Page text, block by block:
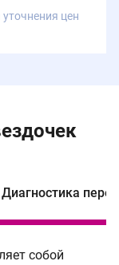
цен
Диагностика
собой